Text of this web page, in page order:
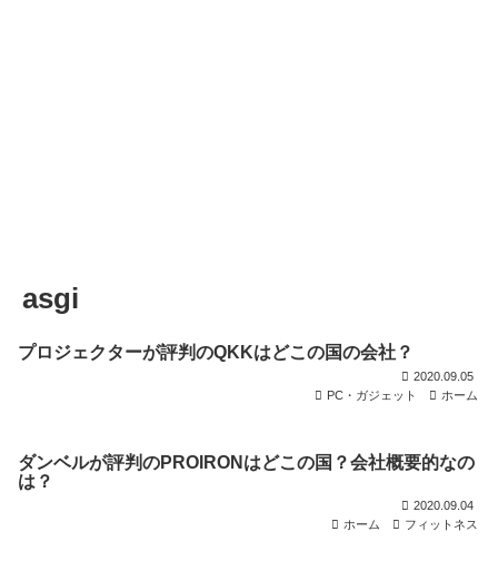
asgi
プロジェクターが評判のQKKはどこの国の会社？
2020.09.05
PC・ガジェット
ホーム
ダンベルが評判のPROIRONはどこの国？会社概要的なの
は？
2020.09.04
ホーム
フィットネス